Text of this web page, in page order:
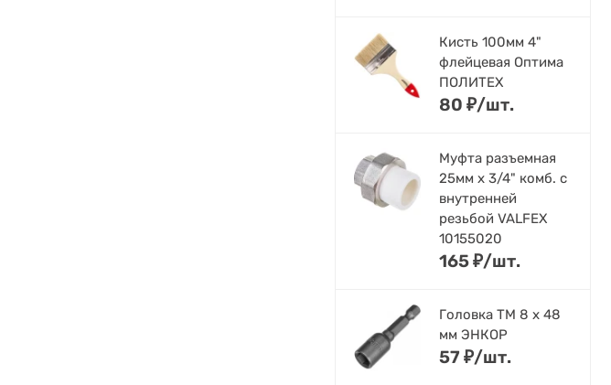
Кисть 100мм 4"
флейцевая Оптима
ПОЛИТЕХ
80 ₽/шт.
Муфта разъемная
25мм х 3/4" комб. с
внутренней
резьбой VALFEX
10155020
165₽/шт.
Головка ТМ 8 х 48
мм ЭНКОР
57 ₽/шт.